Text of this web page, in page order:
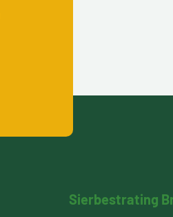
Sierbestrating